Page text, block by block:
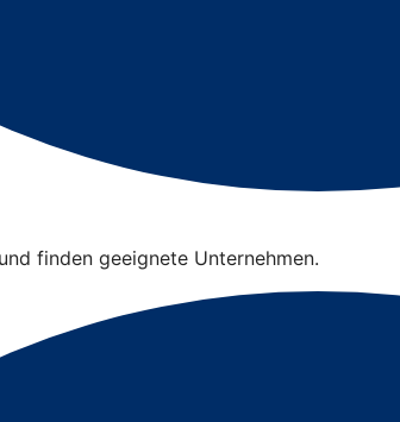
finden geeignete Unternehmen.